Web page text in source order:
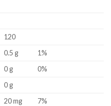
120
0.5 g
1%
0 g
0%
0 g
20 mg
7%